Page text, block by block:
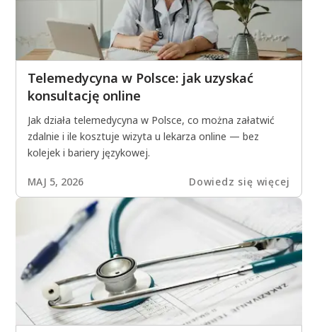
Telemedycyna w Polsce: jak uzyskać
konsultację online
Jak działa telemedycyna w Polsce, co można załatwić
zdalnie i ile kosztuje wizyta u lekarza online — bez
kolejek i bariery językowej.
MAJ 5, 2026 Dowiedz się więcej